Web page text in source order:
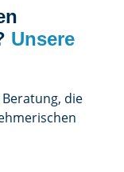
Unsere
die